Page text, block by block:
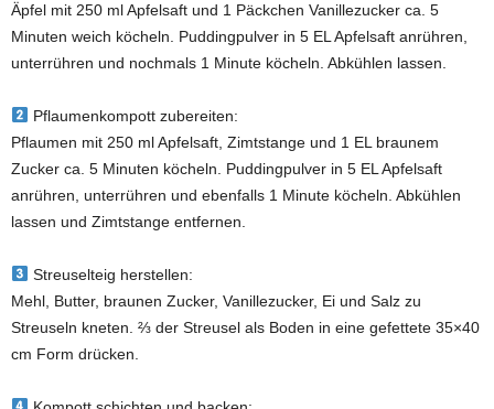
Äpfel mit 250 ml Apfelsaft und 1 Päckchen Vanillezucker ca. 5
Minuten weich köcheln. Puddingpulver in 5 EL Apfelsaft anrühren,
unterrühren und nochmals 1 Minute köcheln. Abkühlen lassen.
Pflaumenkompott zubereiten:
Pflaumen mit 250 ml Apfelsaft, Zimtstange und 1 EL braunem
Zucker ca. 5 Minuten köcheln. Puddingpulver in 5 EL Apfelsaft
anrühren, unterrühren und ebenfalls 1 Minute köcheln. Abkühlen
lassen und Zimtstange entfernen.
Streuselteig herstellen:
Mehl, Butter, braunen Zucker, Vanillezucker, Ei und Salz zu
Streuseln kneten. ⅔ der Streusel als Boden in eine gefettete 35×40
cm Form drücken.